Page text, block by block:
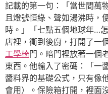
記載的第一句：「當世間萬
且燈號恒綠、聲如湯沸時，
時。」「七點五個地球年…
店裡，衝到後廚，打開了一
工學椅門。暗門裡放著一個
東西。他輸入了密碼：「一
醬料界的基礎公式，只有像
會用）。保險箱打開，裡面